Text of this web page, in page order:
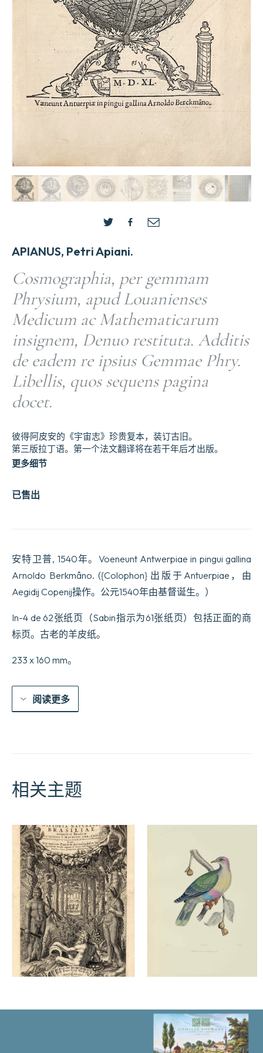
APIANUS, Petri Apiani.
Cosmographia, per gemmam
Phrysium, apud Louanienses
Medicum ac Mathematicarum
insignem, Denuo restituta. Additis
de eadem re ipsius Gemmae Phry.
Libellis, quos sequens pagina
docet.
已售出
彼得·阿皮安的《宇宙志》珍贵复本，装订古旧。
第三版拉丁语。第一个法文翻译将在若干年后才出版。
更多细节
安特卫普, 1540年。Voeneunt Antwerpiae in pingui gallina
Arnoldo Berkmâno. ({Colophon} 出版于Antuerpiae，由
Aegidij Copenij操作。公元1540年由基督诞生。）
In-4 de 62张纸页（Sabin指示为61张纸页）包括正面的商
标页。古老的羊皮纸。
233 x 160 mm。
阅读更多
相关主题